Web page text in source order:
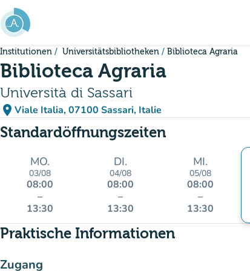
Gehe zum Hauptinhalt
Institutionen Universitätsbibliotheken Biblioteca Agraria
Biblioteca Agraria
Università di Sassari
place Viale Italia, 07100 Sassari, Italie
(in Google Maps öffnen)
(new tab)
Standardöffnungszeiten
MO.
03/08
08:00
–
13:30
DI.
04/08
08:00
–
13:30
MI.
05/08
08:00
–
13:30
Praktische Informationen
Zugang